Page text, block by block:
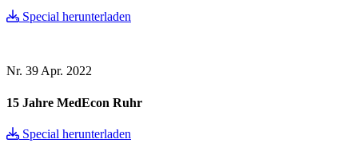
Special herunterladen
Nr. 39Apr. 2022
15 Jahre MedEcon Ruhr
Special herunterladen